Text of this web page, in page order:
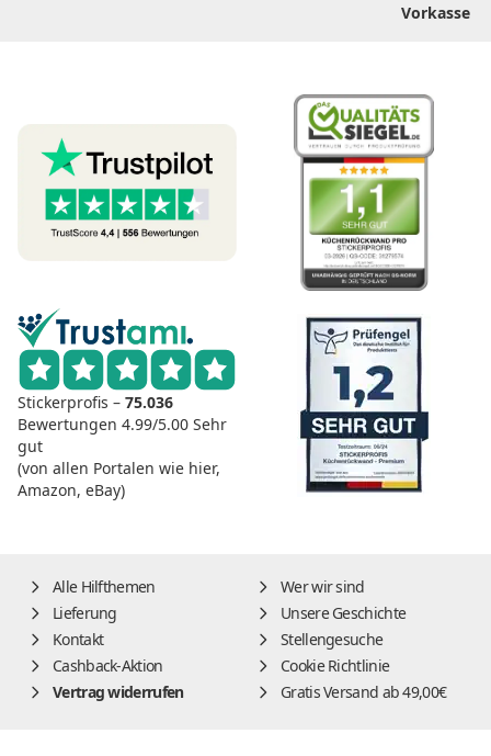
Vorkasse
Stickerprofis – 75.036
Bewertungen 4.99/5.00 Sehr
gut
(von allen Portalen wie hier,
Amazon, eBay)
Alle Hilfthemen
Wer wir sind
Lieferung
Unsere Geschichte
Kontakt
Stellengesuche
Cashback-Aktion
Cookie Richtlinie
Vertrag widerrufen
Gratis Versand ab 49,00€